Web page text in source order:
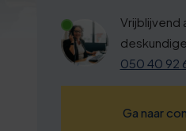
Vrijblijvend
050 40 92
Ga naar